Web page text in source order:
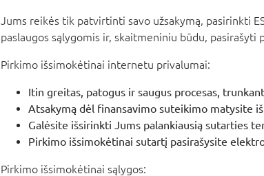
Jums reikės tik patvirtinti savo užsakymą, pasirinkti
paslaugos sąlygomis ir, skaitmeniniu būdu,
Pirkimo išsimokėtinai internetu privalumai:
Itin greitas, patogus ir saugus procesas,
Atsakymą dėl finansavimo suteikimo matysite
Galėsite išsirinkti Jums palankiausią sutarties
Pirkimo išsimokėtinai sutartį pasirašysite
Pirkimo išsimokėtinai sąlygos: